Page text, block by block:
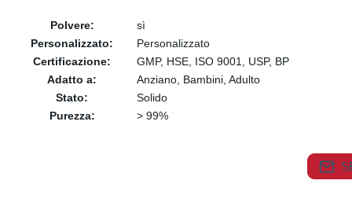
Polvere:
sì
Personalizzato:
Personalizzato
Certificazione:
GMP, HSE, ISO 9001, USP, BP
Adatto a:
Anziano, Bambini, Adulto
Stato:
Solido
Purezza:
> 99%